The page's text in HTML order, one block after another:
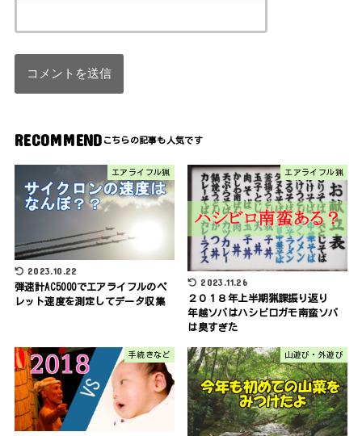
RECOMMEND
エアライフル猟
2023.10.22
弾速計AC5000でエアライフルのペ
レット速度を測定してデータ収集
エアライフル猟
2023.11.26
２０１８年上半期猟課振り返り
年越ソバはハシビロガモ南蛮ソバ
は臭すぎた
手続きなど 山遊び・外遊び